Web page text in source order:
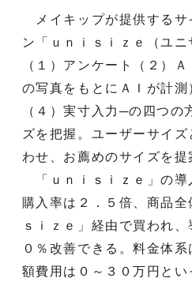
メイキップが提供するサ
ン「ｕｎｉｓｉｚｅ（ユニ
（１）アンケート（２）
の写真をもとにＡＩが計
（４）実寸入力─の四つの
ズを把握。ユーザーサイ
わせ、お薦めのサイズを提
「ｕｎｉｓｉｚｅ」の導
購入率は２．５倍、商品全
ｓｉｚｅ」経由で買われ
０％改善できる。料金体
額費用は０～３０万円とい